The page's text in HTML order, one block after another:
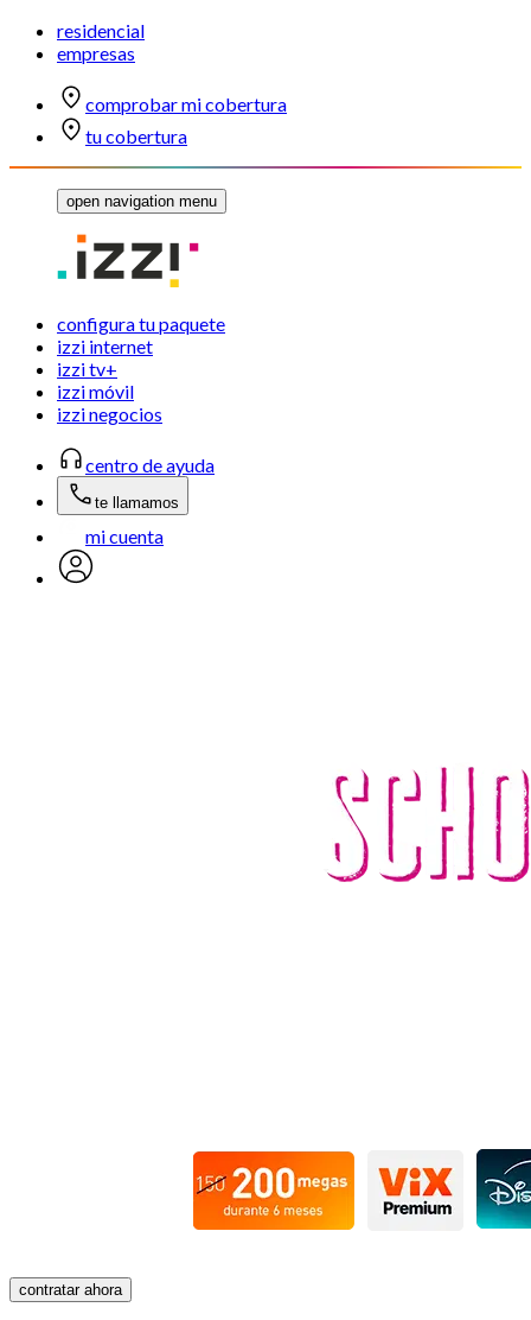
residencial
empresas
comprobar mi cobertura
tu cobertura
open navigation menu
configura tu paquete
izzi internet
izzi tv+
izzi móvil
izzi negocios
centro de ayuda
te llamamos
mi cuenta
contratar ahora